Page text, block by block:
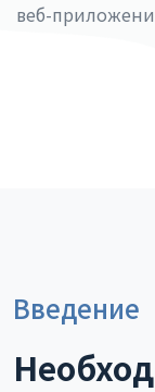
веб-
Введение